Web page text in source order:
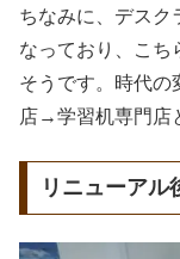
ちなみに、デスク
なっており、こち
そうです。時代
店→学習机専門店
リニューアル